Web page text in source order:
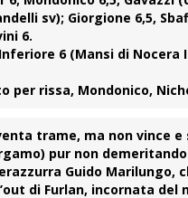
sv); Giorgione 6,5,
6.
6 (Mansi di
per rissa, Mondonico,
trame, ma non vince
pur non
Guido Marilungo,
di Furlan, incornata